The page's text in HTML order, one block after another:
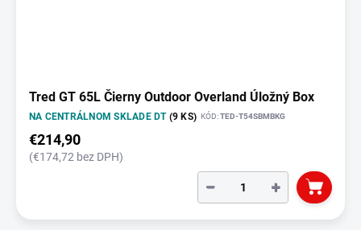
Tred GT 65L Čierny Outdoor Overland Úložný Box
NA CENTRÁLNOM SKLADE DT (9 KS) KÓD:TED-T54SBMBKG
€214,90
(€174,72 bez DPH)
+
−